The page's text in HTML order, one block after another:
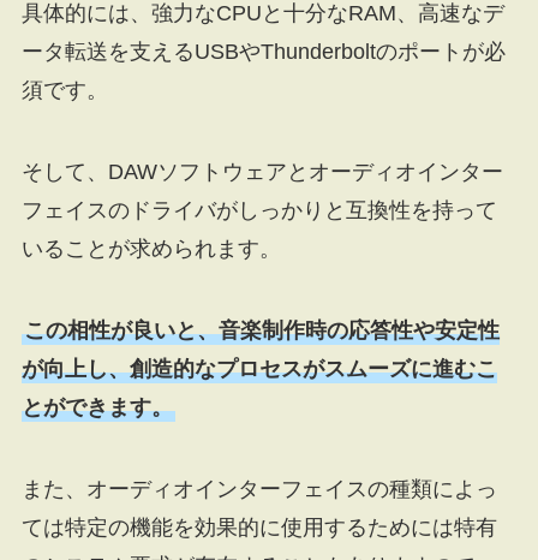
具体的には、強力なCPUと十分なRAM、高速なデ
ータ転送を支えるUSBやThunderboltのポートが必
須です。
そして、DAWソフトウェアとオーディオインター
フェイスのドライバがしっかりと互換性を持って
いることが求められます。
この相性が良いと、音楽制作時の応答性や安定性
が向上し、創造的なプロセスがスムーズに進むこ
とができます。
また、オーディオインターフェイスの種類によっ
ては特定の機能を効果的に使用するためには特有